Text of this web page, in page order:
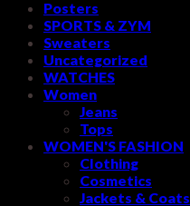
Posters
SPORTS & ZYM
Sweaters
Uncategorized
WATCHES
Women
Jeans
Tops
WOMEN'S FASHION
Clothing
Cosmetics
Jackets & Coats